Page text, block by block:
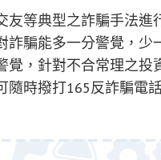
等典型之詐騙手法進
騙能多一分警覺，少
，針對不合常理之投
時撥打165反詐騙電